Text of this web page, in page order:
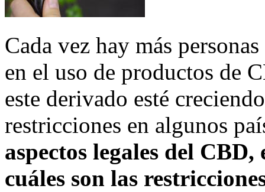
Cada vez hay más
en el uso de productos de
este derivado esté
restricciones en algunos
aspectos legales del
cuáles son las